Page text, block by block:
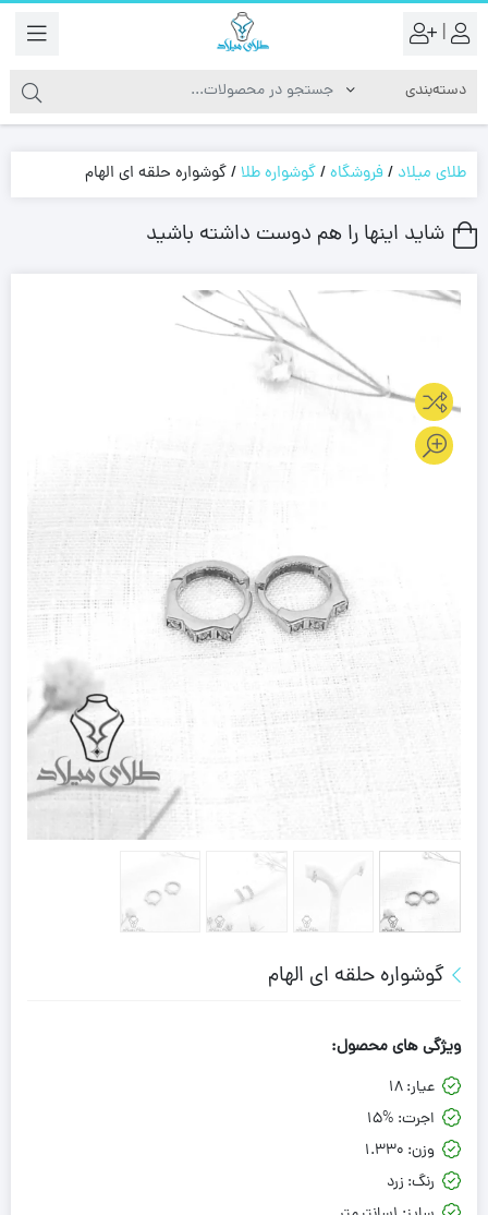
|
طلای میلاد /فروشگاه/گوشواره طلا/گوشواره حلقه ای الهام
شاید اینها را هم دوست داشته باشید
گوشواره حلقه ای الهام
ویژگی های محصول:
عیار:18
اجرت: 15%
وزن: 1.330
رنگ: زرد